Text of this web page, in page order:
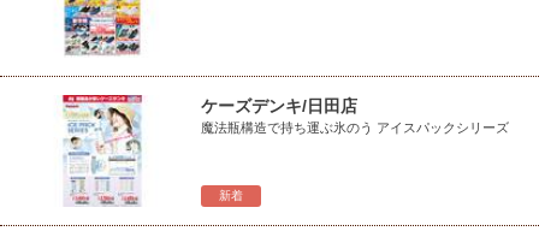
新着
ケーズデンキ/日田店
魔法瓶構造で持ち運ぶ氷のう アイスパックシリーズ